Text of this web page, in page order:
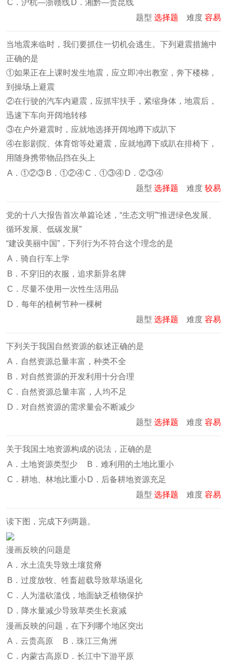
C．沪杭—浙赣线 D．湘黔—贵昆线
题型 选择题 难度 容易
当地震来临时，我们要抓住一切机会逃生。下列避震措施中
正确的是
①如果正在上课时发生地震，应立即冲出教室，奔下楼梯，
到操场上避震
②在行驶的汽车内避震，应抓牢扶手，紧缩身体，地震后，
迅速下车向开阔地转移
③在户外避震时，应就地选择开阔地蹲下或趴下
④在影剧院、体育馆等处避震，应就地蹲下或趴在排椅下，
用随身携带物品挡在头上
A．①②③ B．①②④C．①③④ D．②③④
题型 选择题 难度 较易
党的十八大报告首次单篇论述，“生态文明”“推进绿色发展、
循环发展、低碳发展”
“建设美丽中国”，下列行为不符合这个理念的是
A．骑自行车上学
B．不穿旧的衣服，追求新异名牌
C．尽量不使用一次性生活用品
D．每年的植树节种一棵树
题型 选择题 难度 容易
下列关于我国自然资源的叙述正确的是
A．自然资源总量丰富，种类不全
B．对自然资源的开发利用十分合理
C．自然资源总量丰富，人均不足
D．对自然资源的需求量会不断减少
题型 选择题 难度 容易
关于我国土地资源构成的说法，正确的是
A．土地资源类型少
B．难利用的土地比重小
C．耕地、林地比重小 D．后备耕地资源充足
题型 选择题 难度 容易
读下图，完成下列两题。
漫画反映的问题是
A．水土流失导致土壤贫瘠
B．过度放牧、牲畜超载导致草场退化
C．人为滥砍滥伐，地面缺乏植物保护
D．降水量减少导致草类生长衰减
漫画反映的问题，在下列哪个地区突出
A．云贵高原
B．珠江三角洲
C．内蒙古高原 D．长江中下游平原